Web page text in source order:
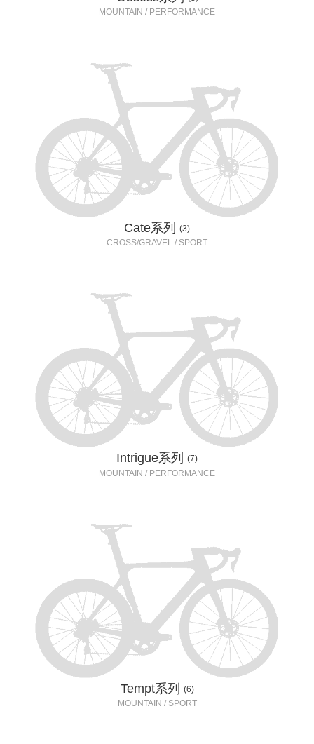
MOUNTAIN / PERFORMANCE
Cate系列
(3)
CROSS/GRAVEL / SPORT
Intrigue系列
(7)
MOUNTAIN / PERFORMANCE
Tempt系列
(6)
MOUNTAIN / SPORT